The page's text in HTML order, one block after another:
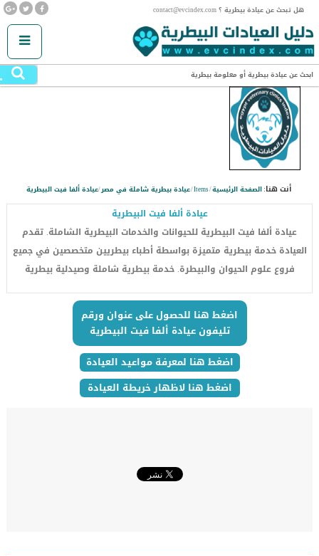
هل تبحث عن عيادة بيطرية ؟ contact@evcindex.com
ابحث عن عيادة بيطرية أو معلومة بيطرية
أنت هنا:الصفحة الرئيسية/
Items
/عيادة بيطرية شاملة في مصر/عيادة ألفا فيت البيطرية
SUBMIT YOUR RATING
عيادة ألفا فيت البيطرية
عيادة ألفا فيت البيطرية للحيوانات والخدمات البيطرية الشاملة. تقدم
العيادة خدمة بيطرية متميزة بواسطة أطباء بيطريين متخصصين في جميع
فروع علوم الحيوان والبيطرة. خدمة بيطرية شاملة وصيدلية بيطرية
اضغط هنا للحصول على عنوان ورقم
تليفون عيادة ألفا فيت البيطرية
اضغط هنا لمعرفة مواعيد العيادة
اضغط هنا لاظهار خريطة العيادة